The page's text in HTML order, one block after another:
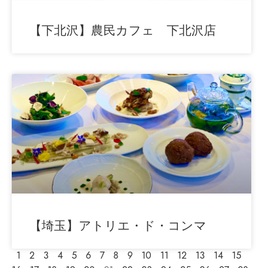
【下北沢】農民カフェ 下北沢店
【埼玉】アトリエ・ド・コンマ
1 2 3 4 5 6 7 8 9 10 11 12 13 14
15